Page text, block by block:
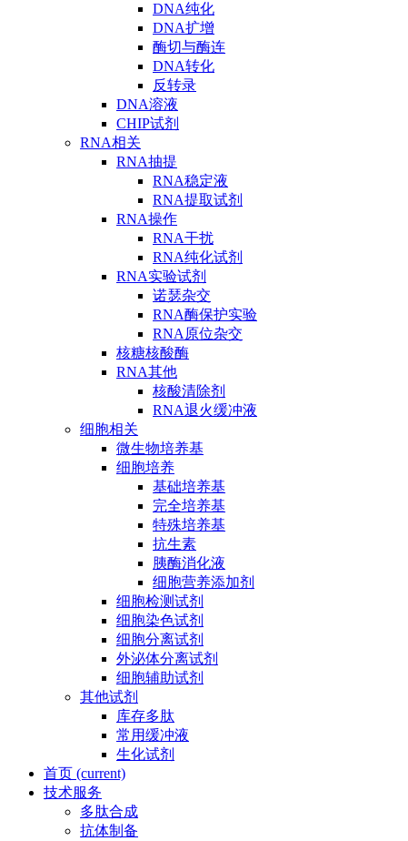
DNA纯化
DNA扩增
酶切与酶连
DNA转化
反转录
DNA溶液
CHIP试剂
RNA相关
RNA抽提
RNA稳定液
RNA提取试剂
RNA操作
RNA干扰
RNA纯化试剂
RNA实验试剂
诺瑟杂交
RNA酶保护实验
RNA原位杂交
核糖核酸酶
RNA其他
核酸清除剂
RNA退火缓冲液
细胞相关
微生物培养基
细胞培养
基础培养基
完全培养基
特殊培养基
抗生素
胰酶消化液
细胞营养添加剂
细胞检测试剂
细胞染色试剂
细胞分离试剂
外泌体分离试剂
细胞辅助试剂
其他试剂
库存多肽
常用缓冲液
生化试剂
首页 (current)
技术服务
多肽合成
抗体制备